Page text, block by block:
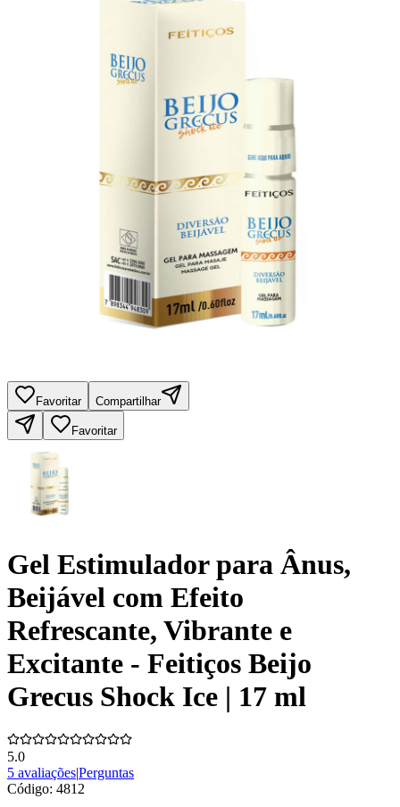
Favoritar Compartilhar
Favoritar
Gel Estimulador para Ânus,
Beijável com Efeito
Refrescante, Vibrante e
Excitante - Feitiços Beijo
Grecus Shock Ice | 17 ml
5.0
5 avaliações|Perguntas
Código: 4812